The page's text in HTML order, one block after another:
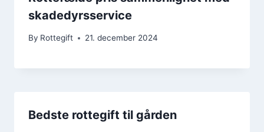
skadedyrsservice
By Rottegift 21. december 2024
Bedste rottegift til gården